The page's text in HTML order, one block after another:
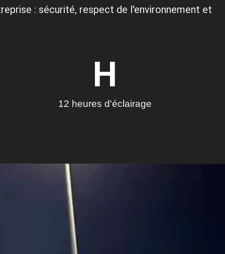
: sécurité, respect de l'environnement et
12 heures d'éclairage
H